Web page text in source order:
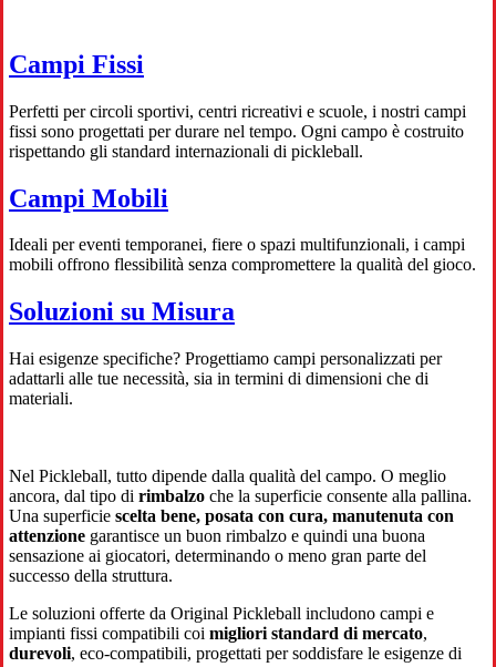
Campi Fissi
Perfetti per circoli sportivi, centri ricreativi e scuole, i nostri campi
fissi sono progettati per durare nel tempo. Ogni campo è costruito
rispettando gli standard internazionali di pickleball.
Campi Mobili
Ideali per eventi temporanei, fiere o spazi multifunzionali, i campi
mobili offrono flessibilità senza compromettere la qualità del gioco.
Soluzioni su Misura
Hai esigenze specifiche? Progettiamo campi personalizzati per
adattarli alle tue necessità, sia in termini di dimensioni che di
materiali.
Nel Pickleball, tutto dipende dalla qualità del campo. O meglio
ancora, dal tipo di rimbalzo che la superficie consente alla pallina.
Una superficie scelta bene, posata con cura, manutenuta con
attenzione garantisce un buon rimbalzo e quindi una buona
sensazione ai giocatori, determinando o meno gran parte del
successo della struttura.
Le soluzioni offerte da Original Pickleball includono campi e
impianti fissi compatibili coi migliori standard di mercato,
durevoli, eco-compatibili, progettati per soddisfare le esigenze di